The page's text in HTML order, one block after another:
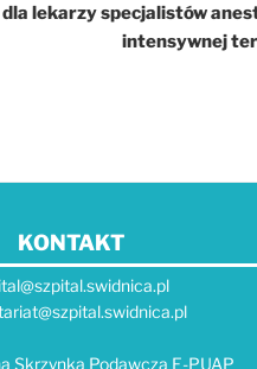
lekarzy specjalistów
intensywnej
KONTAKT
Skrzynka Podawcza E-PUAP